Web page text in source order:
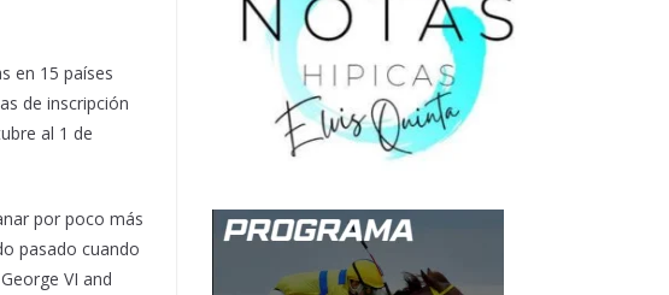
en 15 países
de inscripción
al 1 de
por poco más
pasado cuando
VI and